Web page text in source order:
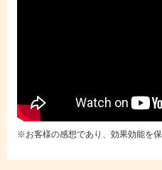
※お客様の感想であり、効果効能を保